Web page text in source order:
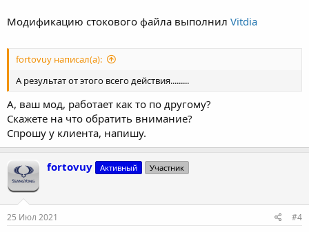
Модификацию стокового файла выполнил Vitdia
fortovuy написал(а):
А результат от этого всего действия.........
А, ваш мод, работает как то по другому?
Скажете на что обратить внимание?
Спрошу у клиента, напишу.
fortovuy Активный Участник
25 Июл 2021 #4